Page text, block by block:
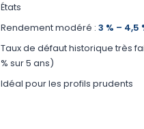
États
Rendement modéré :3 % – 4,5
Taux de défaut historique très
% sur 5 ans)
Idéal pour les profils prudents